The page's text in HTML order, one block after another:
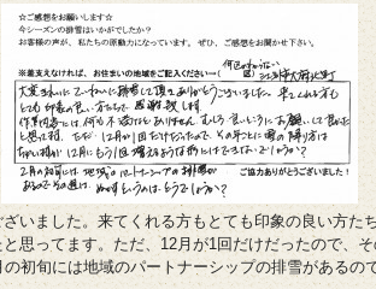
いました。来てくれる方もとても印象の良い方た
思ってます。ただ、12月が1回だけだったので、
初旬には地域のパートナーシップの排雪があるの